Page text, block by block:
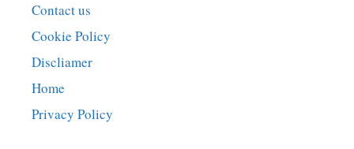
Contact us
Cookie Policy
Discliamer
Home
Privacy Policy